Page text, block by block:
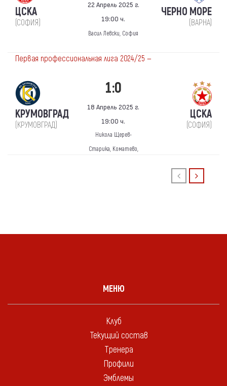
ЦСКА
(СОФИЯ)
22 Апрель 2025 г.
19:00 ч.
Васил Левски, София
ЧЕРНО МОРЕ
(ВАРНА)
Первая профессиональная лига 2024/25 —
КРУМОВГРАД
(КРУМОВГРАД)
1:0
18 Апрель 2025 г.
19:00 ч.
Никола Щерев-
Старика, Коматево,
ЦСКА
(СОФИЯ)
МЕНЮ
Клуб
Текущий состав
Тренера
Профили
Эмблемы